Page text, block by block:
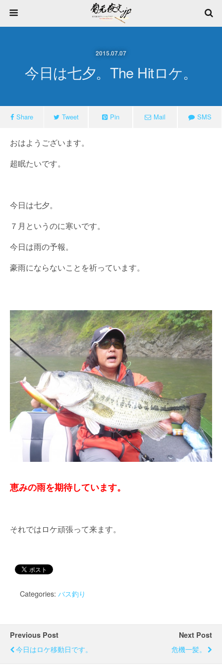
2015.07.07
今日は七夕。The Hitロケ。
Share Tweet Pin Mail SMS
おはようございます。
超眠たいです。
今日は七夕。
７月というのに寒いです。
今日は雨の予報。
豪雨にならないことを祈っています。
恵みの雨を期待しています。
それではロケ頑張って来ます。
Categories: バス釣り
Previous Post
今日はロケ移動日です。
Next Post
危機一髪。